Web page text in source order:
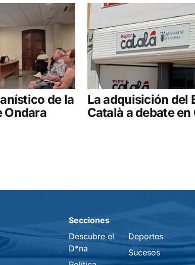
de la
Ondara
La adquisición del
Català a debate en
Secciones
Descubre el
D*na
Deportes
Sucesos